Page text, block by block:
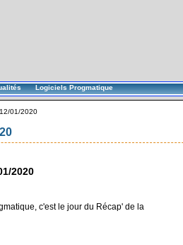
Logiciels Progmatique
01/2020
2020
c'est le jour du Récap' de la